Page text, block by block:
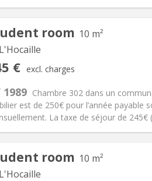
room 10 m²
L'Hocaille
€ excl. charges
1989 Chambre 302 dans un
est de 250€ pour l’année payable
La taxe de séjour de 245€
Shared bathroom
10 m2
room 10 m²
L'Hocaille